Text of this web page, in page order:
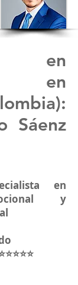
en
en
:
Sáenz
en
y